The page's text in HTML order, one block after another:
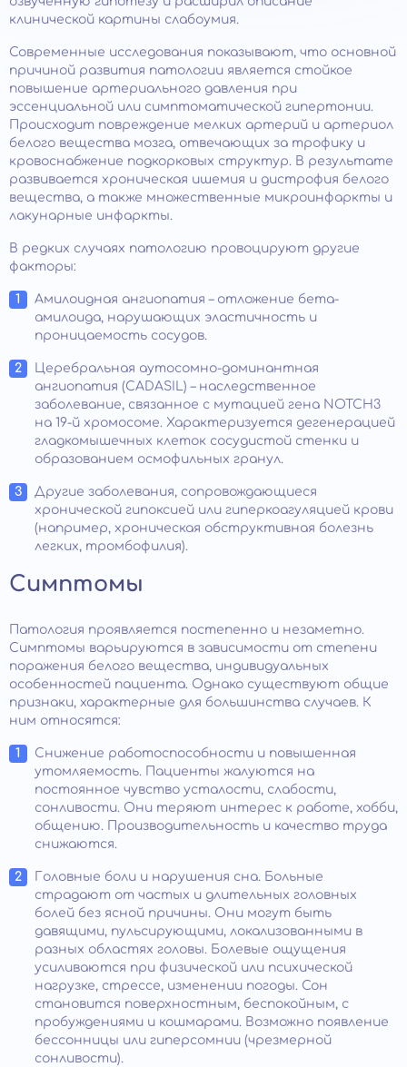
клинической картины слабоумия.
Современные исследования показывают, что основной
причиной развития патологии является стойкое
повышение артериального давления при
эссенциальной или симптоматической гипертонии.
Происходит повреждение мелких артерий и артериол
белого вещества мозга, отвечающих за трофику и
кровоснабжение подкорковых структур. В результате
развивается хроническая ишемия и дистрофия белого
вещества, а также множественные микроинфаркты и
лакунарные инфаркты.
В редких случаях патологию провоцируют другие
факторы:
Амилоидная ангиопатия – отложение бета-
амилоида, нарушающих эластичность и
проницаемость сосудов.
Церебральная аутосомно-доминантная
ангиопатия (САDАSIL) – наследственное
заболевание, связанное с мутацией гена NOTCH3
на 19-й хромосоме. Характеризуется дегенерацией
гладкомышечных клеток сосудистой стенки и
образованием осмофильных гранул.
Другие заболевания, сопровождающиеся
хронической гипоксией или гиперкоагуляцией крови
(например, хроническая обструктивная болезнь
легких, тромбофилия).
Симптомы
Патология проявляется постепенно и незаметно.
Симптомы варьируются в зависимости от степени
поражения белого вещества, индивидуальных
особенностей пациента. Однако существуют общие
признаки, характерные для большинства случаев. К
ним относятся:
Снижение работоспособности и повышенная
утомляемость. Пациенты жалуются на
постоянное чувство усталости, слабости,
сонливости. Они теряют интерес к работе, хобби,
общению. Производительность и качество труда
снижаются.
Головные боли и нарушения сна. Больные
страдают от частых и длительных головных
болей без ясной причины. Они могут быть
давящими, пульсирующими, локализованными в
разных областях головы. Болевые ощущения
усиливаются при физической или психической
нагрузке, стрессе, изменении погоды. Сон
становится поверхностным, беспокойным, с
пробуждениями и кошмарами. Возможно появление
бессонницы или гиперсомнии (чрезмерной
сонливости).